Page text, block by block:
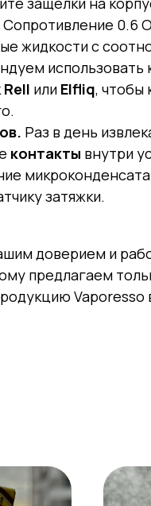
Сопротивление 0.6
жидкости с
использовать
Rell или Elfliq, чтобы
Раз в день
контакты внутри
затяжки.
доверием и
предлагаем
Vaporesso